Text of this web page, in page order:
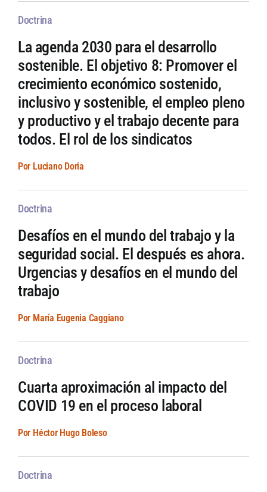
Doctrina
La agenda 2030 para el desarrollo
sostenible. El objetivo 8: Promover el
crecimiento económico sostenido,
inclusivo y sostenible, el empleo pleno
y productivo y el trabajo decente para
todos. El rol de los sindicatos
Por Luciano Doria
Doctrina
Desafíos en el mundo del trabajo y la
seguridad social. El después es ahora.
Urgencias y desafíos en el mundo del
trabajo
Por María Eugenia Caggiano
Doctrina
Cuarta aproximación al impacto del
COVID 19 en el proceso laboral
Por Héctor Hugo Boleso
Doctrina